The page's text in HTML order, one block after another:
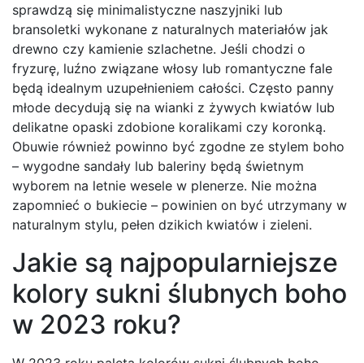
sprawdzą się minimalistyczne naszyjniki lub
bransoletki wykonane z naturalnych materiałów jak
drewno czy kamienie szlachetne. Jeśli chodzi o
fryzurę, luźno związane włosy lub romantyczne fale
będą idealnym uzupełnieniem całości. Często panny
młode decydują się na wianki z żywych kwiatów lub
delikatne opaski zdobione koralikami czy koronką.
Obuwie również powinno być zgodne ze stylem boho
– wygodne sandały lub baleriny będą świetnym
wyborem na letnie wesele w plenerze. Nie można
zapomnieć o bukiecie – powinien on być utrzymany w
naturalnym stylu, pełen dzikich kwiatów i zieleni.
Jakie są najpopularniejsze
kolory sukni ślubnych boho
w 2023 roku?